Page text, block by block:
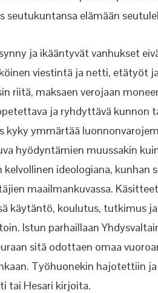
seutukuntansa elämään
ja ikääntyvät vanhukset
viestintä ja netti, etätyöt
riitä, maksaen verojaan
ja ryhdyttävä kunnon
ymmärtää
hyödyntämien muussakin
ideologiana, kunhan
maailmankuvassa.
käytäntö, koulutus, tutkimus
Istun parhaillaan
sitä odottaen omaa
Työhuonekin hajotettiin
tai Hesari kirjoita.